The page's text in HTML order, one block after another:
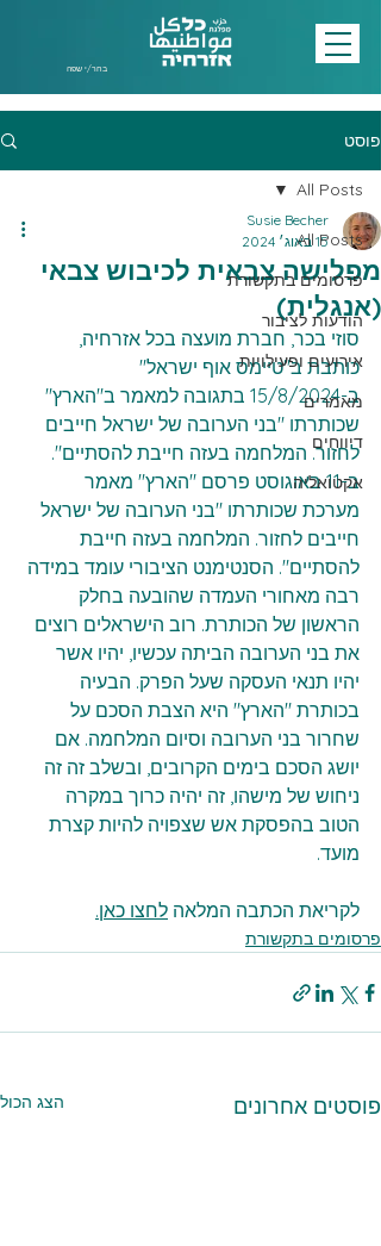
בחר/י שפה
פוסט
All Posts
פרסומים בתקשורת
הודעות לציבור
אירועים ופעילויות
מאמרים
דיווחים
אקטואליה
All Posts
מפלישה צבאית לכיבוש צבאי
(אנגלית)
Susie Becher
15 באוג׳ 2024
סוזי בכר, חברת מועצה בכל אזרחיה,
כותבת ב"טיימס אוף ישראל"
ב-15/8/2024 בתגובה למאמר ב"הארץ"
שכותרתו "בני הערובה של ישראל חייבים
לחזור. המלחמה בעזה חייבת להסתיים".
ב-11 באוגוסט פרסם "הארץ" מאמר
מערכת שכותרתו "בני הערובה של ישראל
חייבים לחזור. המלחמה בעזה חייבת
להסתיים". הסנטימנט הציבורי עומד במידה
רבה מאחורי העמדה שהובעה בחלק
הראשון של הכותרת. רוב הישראלים רוצים
את בני הערובה הביתה עכשיו, יהיו אשר
יהיו תנאי העסקה שעל הפרק. הבעיה
בכותרת "הארץ" היא הצבת הסכם על
שחרור בני הערובה וסיום המלחמה. אם
יושג הסכם בימים הקרובים, ובשלב זה זה
ניחוש של מישהו, זה יהיה כרוך במקרה
הטוב בהפסקת אש שצפויה להיות קצרת
מועד.
לקריאת הכתבה המלאה לחצו כאן.
פרסומים בתקשורת
פוסטים אחרונים הצג הכול